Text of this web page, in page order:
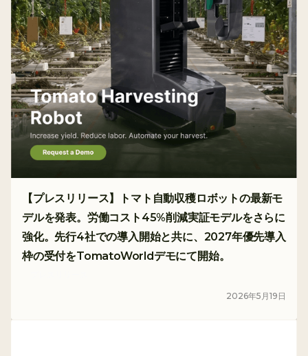
【プレスリリース】トマト自動収穫ロボットの最新モ
デルを発表。労働コスト45%削減実証モデルをさらに
強化。先行4社での導入開始と共に、2027年優先導入
枠の受付をTomatoWorldデモにて開始。
2026年5 月19 日